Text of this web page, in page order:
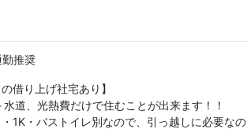
推奨
借り上げ社宅あり】
道、光熱費だけで住むことが出来ます！！
1K・バストイレ別なので、引っ越しに必要なの